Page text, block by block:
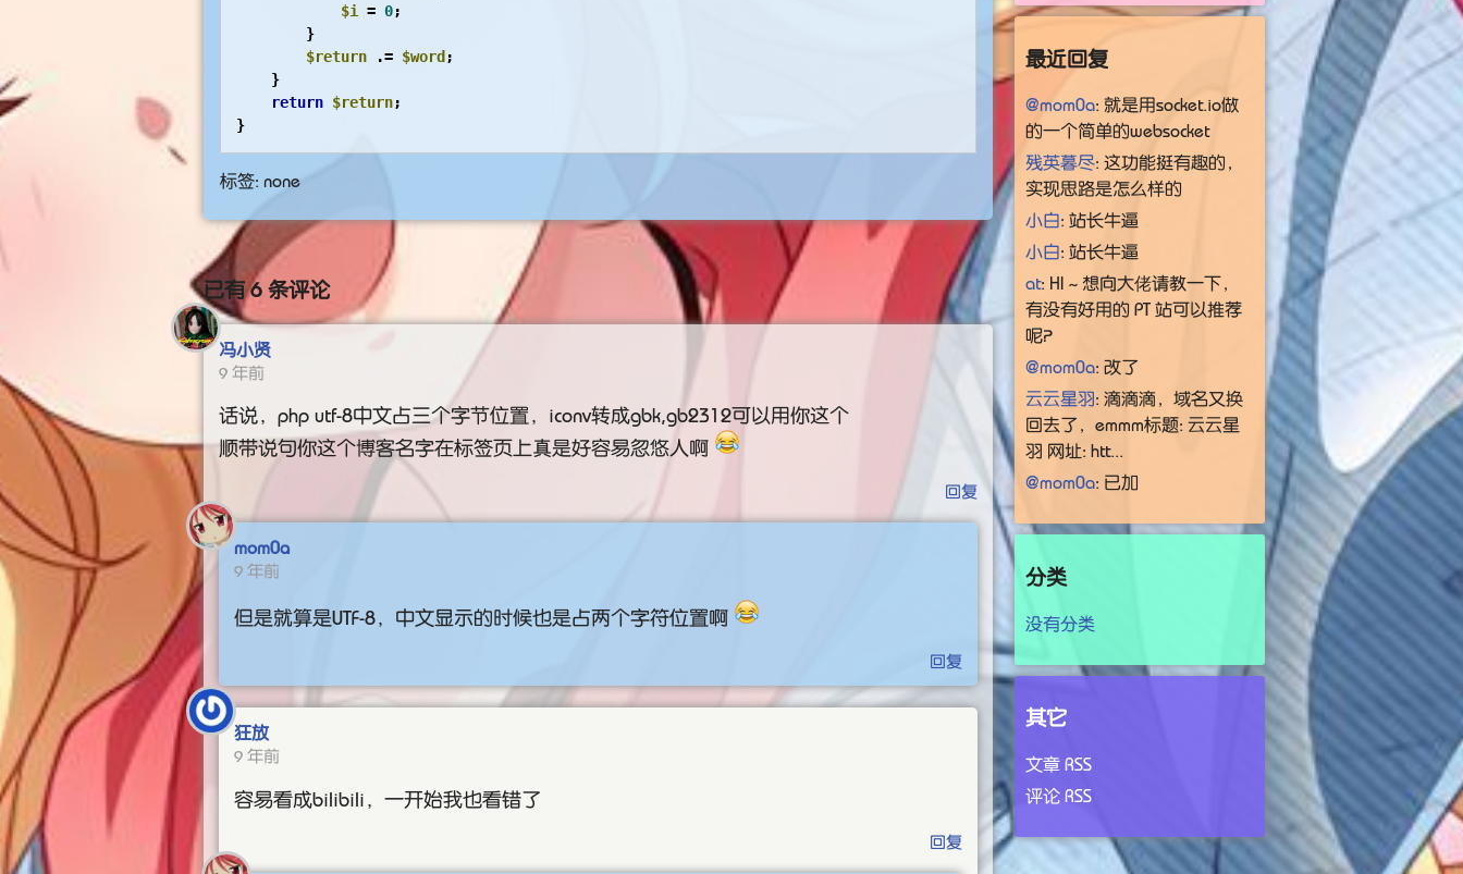
$i
= 0;
$return .= $word ;
return $return;
}
标签: none
已有 6 条评论
冯小贤
9 年前
话说，php utf-8中文占三个字节位置，iconv转成gbk,gb2312可以用你这个
顺带说句你这个博客名字在标签页上真是好容易忽悠人啊
回复
mom0a
9 年前
但是就算是UTF-8，中文显示的时候也是占两个字符位置啊
回复
狂放
9 年前
容易看成bilibili，一开始我也看错了
回复
最近回复
@mom0a: 就是用socket.io做
的一个简单的websocket
残英暮尽: 这功能挺有趣的，
实现思路是怎么样的
小白: 站长牛逼
小白: 站长牛逼
at: HI～想向大佬请教一下，
有没有好用的 PT 站可以推荐
呢？
@mom0a: 改了
云云星羽: 滴滴滴，域名又换
回去了，emmm标题: 云云星
羽 网址: htt...
@mom0a: 已加
分类
没有分类
其它
文章 RSS
评论 RSS